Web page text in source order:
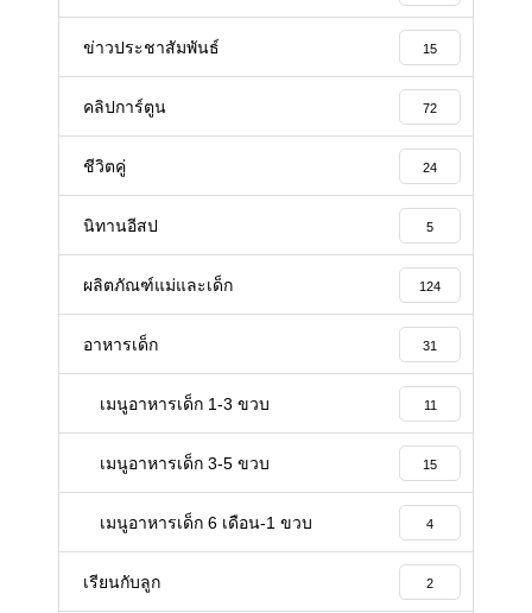
ข่าวประชาสัมพันธ์ 15
คลิปการ์ตูน 72
ชีวิตคู่ 24
นิทานอีสป 5
ผลิตภัณฑ์แม่และเด็ก 124
อาหารเด็ก 31
เมนูอาหารเด็ก 1-3 ขวบ 11
เมนูอาหารเด็ก 3-5 ขวบ 15
เมนูอาหารเด็ก 6 เดือน-1 ขวบ 4
เรียนกับลูก 2